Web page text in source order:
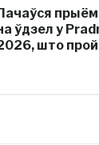
ўдзел у
што